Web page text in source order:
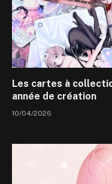
Les cartes à
année de création
10/04/2026